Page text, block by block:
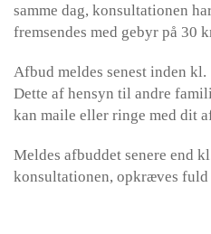
samme dag, konsultationen
fremsendes med gebyr på 30
Afbud meldes senest inden
Dette af hensyn til andre
kan maile eller ringe med dit
Meldes afbuddet senere end
konsultationen, opkræves